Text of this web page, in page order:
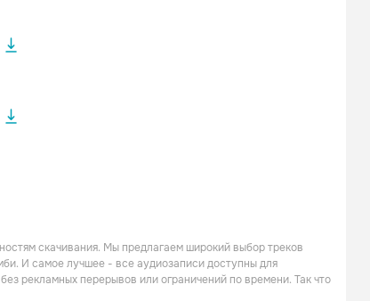
скачивания. Мы предлагаем широкий выбор треков
И самое лучшее - все аудиозаписи доступны для
рекламных перерывов или ограничений по времени. Так что